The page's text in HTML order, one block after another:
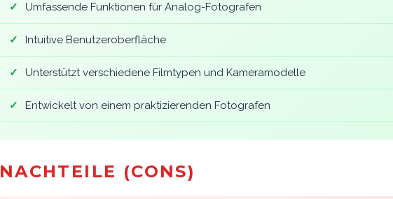
✓ Umfassende Funktionen für Analog-Fotografen
✓ Intuitive Benutzeroberfläche
✓ Unterstützt verschiedene Filmtypen und Kameramodelle
✓ Entwickelt von einem praktizierenden Fotografen
NACHTEILE (CONS)